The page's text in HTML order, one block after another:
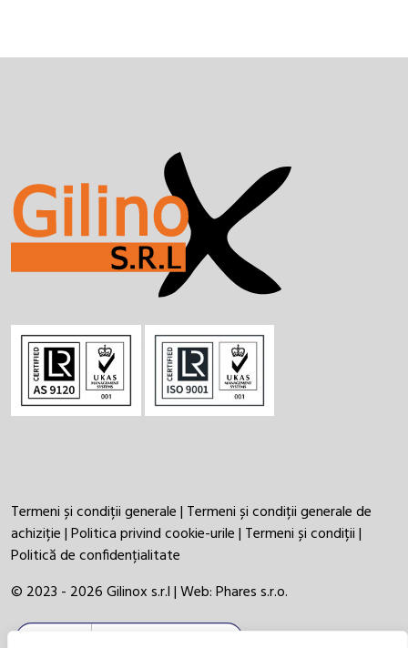
Termeni și condiții generale| Termeni și condiții generale de
achiziție|Politica privind cookie-urile| Termeni și condiții|
Politică de confidențialitate
© 2023 - 2026 Gilinox s.r.l | Web:Phares s.r.o.